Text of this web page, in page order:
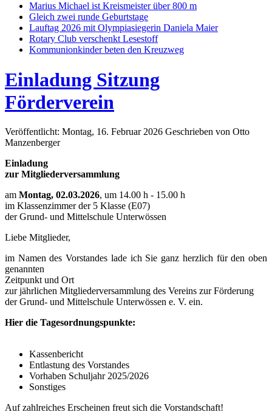
Marius Michael ist Kreismeister über 800 m
Gleich zwei runde Geburtstage
Lauftag 2026 mit Olympiasiegerin Daniela Maier
Rotary Club verschenkt Lesestoff
Kommunionkinder beten den Kreuzweg
Einladung Sitzung
Förderverein
Veröffentlicht: Montag, 16. Februar 2026 Geschrieben von Otto
Manzenberger
Einladung
zur Mitgliederversammlung
am Montag, 02.03.2026, um 14.00 h - 15.00 h
im Klassenzimmer der 5 Klasse (E07)
der Grund- und Mittelschule Unterwössen
Liebe Mitglieder,
im Namen des Vorstandes lade ich Sie ganz herzlich für den oben
genannten
Zeitpunkt und Ort
zur jährlichen Mitgliederversammlung des Vereins zur Förderung
der Grund- und Mittelschule Unterwössen e. V. ein.
Hier die Tagesordnungspunkte:
Kassenbericht
Entlastung des Vorstandes
Vorhaben Schuljahr 2025/2026
Sonstiges
Auf zahlreiches Erscheinen freut sich die Vorstandschaft!